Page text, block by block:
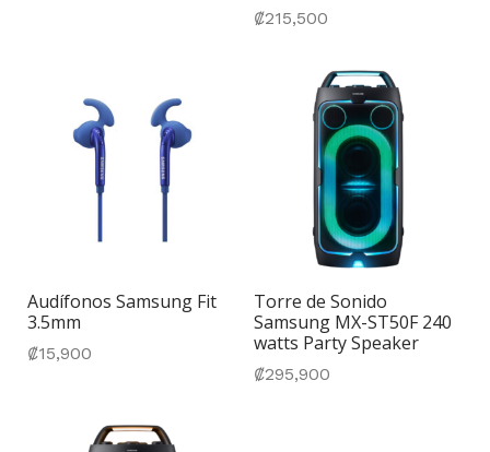
₡215,500
Audífonos Samsung Fit
3.5mm
₡15,900
Torre de Sonido
Samsung MX-ST50F 240
watts Party Speaker
₡295,900